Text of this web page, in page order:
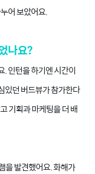
어 보았어요.
나요?
. 인턴을 하기엔 시간이
있던 버드뷰가 참가한다
기획과 마케팅을 더 배
을 발견했어요. 화해가